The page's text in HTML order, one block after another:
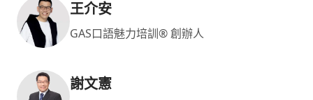
王介安
GAS口語魅力培訓® 創辦人
謝文憲